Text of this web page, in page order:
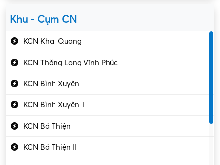
Kỹ sư cơ khí
Kỹ sư điện
Kỹ thuật cao
Kỹ thuật mạng – IT
Làm bán thời gian
Lao động phổ thông
Lập trình – Phát triển
Khu - Cụm CN
KCN Khai Quang
KCN Thăng Long Vĩnh Phúc
KCN Bình Xuyên
KCN Bình Xuyên II
KCN Bá Thiện
KCN Bá Thiện II